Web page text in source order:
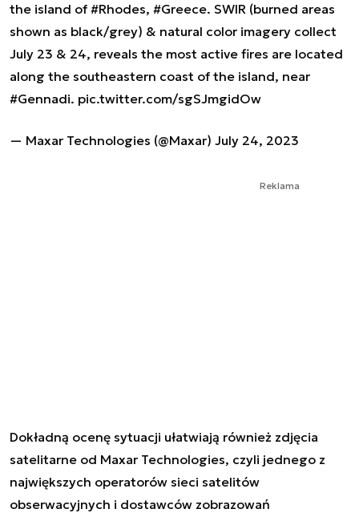
the island of #Rhodes, #Greece. SWIR (burned areas
shown as black/grey) & natural color imagery collect
July 23 & 24, reveals the most active fires are located
along the southeastern coast of the island, near
#Gennadi. pic.twitter.com/sgSJmgidOw
— Maxar Technologies (@Maxar) July 24, 2023
Reklama
Dokładną ocenę sytuacji ułatwiają również zdjęcia
satelitarne od Maxar Technologies, czyli jednego z
największych operatorów sieci satelitów
obserwacyjnych i dostawców zobrazowań